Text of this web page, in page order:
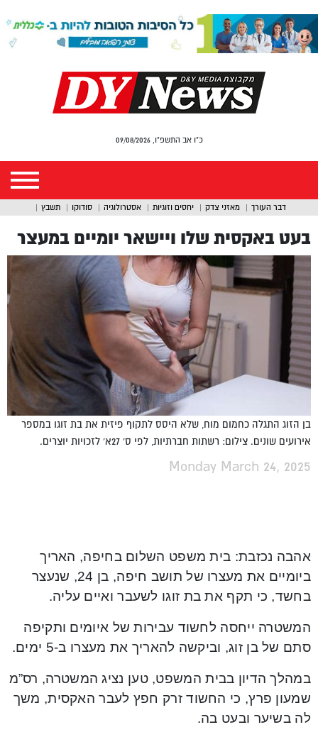
כ"ו אב התשפ"ו, 09/08/2026
דבר העורך מאזני צדק יחסים וזוגיות אסטרולוגיה סודוקו תשבץ
בעט באקסית שלו ויישאר יומיים במעצר
בן הזוג התגלה כחמום מוח, שלא היסס לתקוף פיזית את בת זוגו במספר
אירועים שונים. צילום: רשתות חברתיות, לפי ס' 27א' לזכויות יוצרים.
Monday March 24, 2025
אהבה נכזבת: בית משפט השלום בחיפה, האריך
ביומיים את מעצרו של תושב חיפה, בן 24, שנעצר
בחשד, כי תקף את בת זוגו לשעבר ואיים עליה.
המשטרה ייחסה לחשוד עבירות של איומים ותקיפה
סתם של בן זוג, וביקשה להאריך את מעצרו ב-5 ימים.
במהלך הדיון בבית המשפט, טען נציג המשטרה, רס”מ
שמעון פרץ, כי החשוד זרק חפץ לעבר האקסית, משך
לה בשיער ובעט בה.